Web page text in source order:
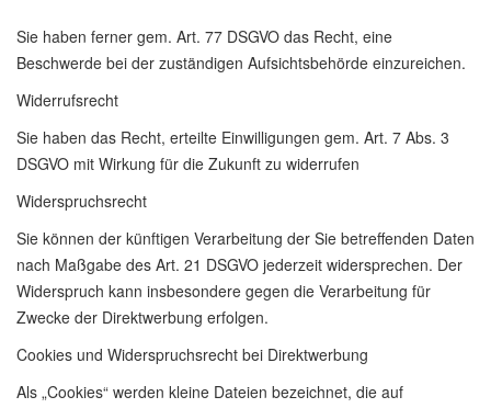
Sie haben ferner gem. Art. 77 DSGVO das Recht, eine
Beschwerde bei der zuständigen Aufsichtsbehörde einzureichen.
Widerrufsrecht
Sie haben das Recht, erteilte Einwilligungen gem. Art. 7 Abs. 3
DSGVO mit Wirkung für die Zukunft zu widerrufen
Widerspruchsrecht
Sie können der künftigen Verarbeitung der Sie betreffenden Daten
nach Maßgabe des Art. 21 DSGVO jederzeit widersprechen. Der
Widerspruch kann insbesondere gegen die Verarbeitung für
Zwecke der Direktwerbung erfolgen.
Cookies und Widerspruchsrecht bei Direktwerbung
Als „Cookies“ werden kleine Dateien bezeichnet, die auf